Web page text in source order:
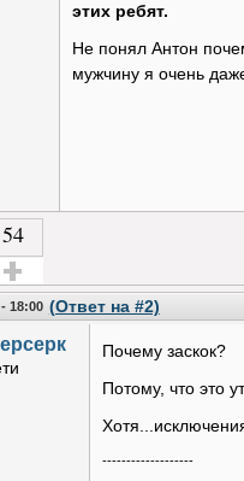
этих ребят.
Не понял Антон
мужчину я очень
54
за!
- 18:00 (Ответ на #2)
Почему заскок?
Потому, что это
-------------------